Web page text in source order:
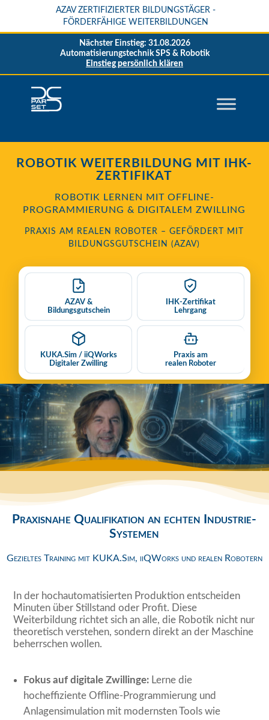
AZAV ZERTIFIZIERTER BILDUNGSTÄGER -
FÖRDERFÄHIGE WEITERBILDUNGEN
Nächster Einstieg: 31.08.2026
Automatisierungstechnik SPS & Robotik
Einstieg persönlich klären
ROBOTIK WEITERBILDUNG MIT IHK-
ZERTIFIKAT
ROBOTIK LERNEN MIT OFFLINE-
PROGRAMMIERUNG & DIGITALEM ZWILLING
PRAXIS AM REALEN ROBOTER – GEFÖRDERT MIT
BILDUNGSGUTSCHEIN (AZAV)
AZAV &
Bildungsgutschein
IHK-Zertifikat
Lehrgang
KUKA.Sim / iiQWorks
Digitaler Zwilling
Praxis am
realen Roboter
Praxisnahe Qualifikation an echten Industrie-
Systemen
Gezieltes Training mit KUKA.Sim, iiQWorks und realen Robotern
In der hochautomatisierten Produktion entscheiden
Minuten über Stillstand oder Profit. Diese
Weiterbildung richtet sich an alle, die Robotik nicht nur
theoretisch verstehen, sondern direkt an der Maschine
beherrschen wollen.
Fokus auf digitale Zwillinge: Lerne die
hocheffiziente Offline-Programmierung und
Anlagensimulation mit modernsten Tools wie